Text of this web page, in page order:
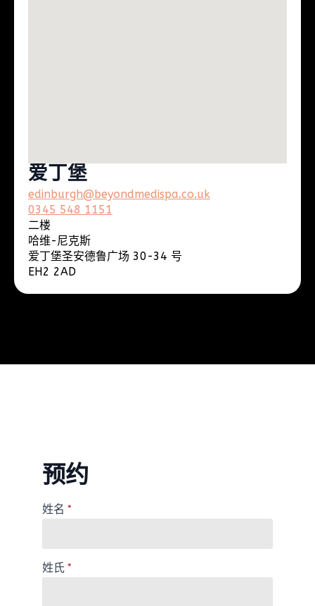
爱丁堡
edinburgh@beyondmedispa.co.uk
0345 548 1151
二楼
哈维-尼克斯
爱丁堡圣安德鲁广场 30-34 号
EH2 2AD
预约
姓名 *
姓氏 *